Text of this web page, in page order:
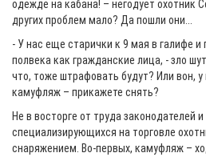
одежде на кабана! – негодует охотник
других проблем мало? Да пошли они...
- У нас еще старички к 9 мая в галифе и
полвека как гражданские лица, - зло
что, тоже штрафовать будут? Или вон,
камуфляж – прикажете снять?
Не в восторге от труда законодателей и
специализирующихся на торговле
снаряжением. Во-первых, камуфляж –